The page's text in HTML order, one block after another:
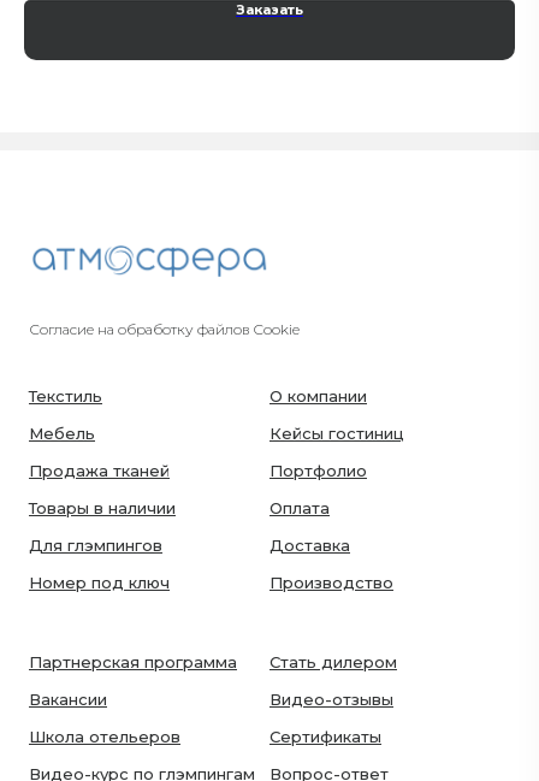
Заказать
Согласие на обработку файлов Cookie
Текстиль
Мебель
Продажа тканей
Товары в наличии
Для глэмпингов
Номер под ключ
О компании
Кейсы гостиниц
Портфолио
Оплата
Доставка
Производство
Партнерская программа
Вакансии
Школа отельеров
Видео-курс по глэмпингам
Стать дилером
Видео-отзывы
Сертификаты
Вопрос-ответ